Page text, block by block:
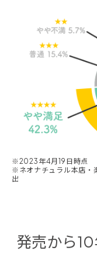
※2023年4月19日時点
※ネオナチュラル本店・
出
発売から